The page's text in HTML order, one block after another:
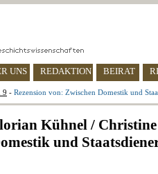
UNS REDAKTION BEIRAT
9 - Rezension von: Zwischen Domestik und
Kühnel /
und